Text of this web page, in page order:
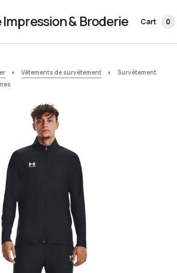
& Broderie Cart 0
Vêtements de survêtement
Survêtement